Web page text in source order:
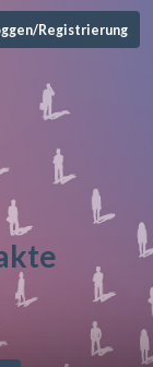
Registrierung